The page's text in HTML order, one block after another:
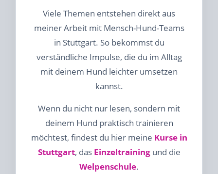
Viele Themen entstehen direkt aus
meiner Arbeit mit Mensch-Hund-Teams
in Stuttgart. So bekommst du
verständliche Impulse, die du im Alltag
mit deinem Hund leichter umsetzen
kannst.
Wenn du nicht nur lesen, sondern mit
deinem Hund praktisch trainieren
möchtest, findest du hier meine Kurse in
Stuttgart, das Einzeltrainingund die
Welpenschule.